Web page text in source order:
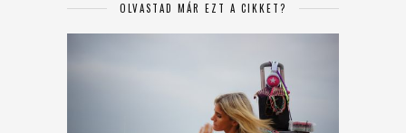
OLVASTAD MÁR EZT A CIKKET?